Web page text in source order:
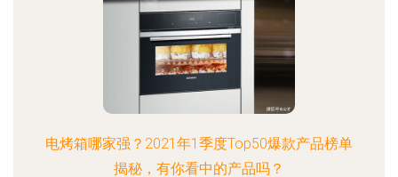
电烤箱哪家强？2021年1季度Top50爆款产品榜单
揭秘，有你看中的产品吗？